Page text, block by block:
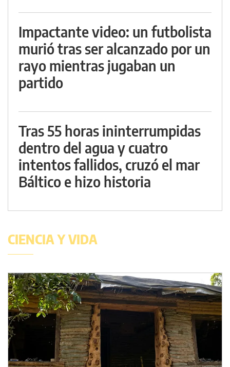
Impactante video: un futbolista
murió tras ser alcanzado por un
rayo mientras jugaban un
partido
Tras 55 horas ininterrumpidas
dentro del agua y cuatro
intentos fallidos, cruzó el mar
Báltico e hizo historia
CIENCIA Y VIDA